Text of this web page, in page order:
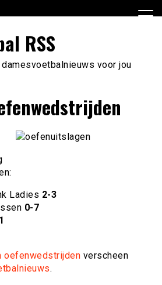
RSS
voor jou
Ladies 2-3
0-7
oefenwedstrijden verscheen
.